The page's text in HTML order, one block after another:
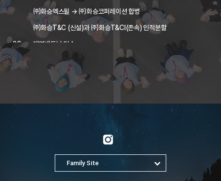
㈜화승엑스윌 → ㈜화승코퍼레이션 합병
㈜화승T&C (신설)과 ㈜화승T&CI(존속) 인적분할
06 대영베트남 인수
HS ONE 설립 [화승원]
HVCST 설립 [화승베트남케미칼속짱]
2019
대영섬유, 대영인도네시아 인수
10 HARMONI 설립 [PT.하모니]